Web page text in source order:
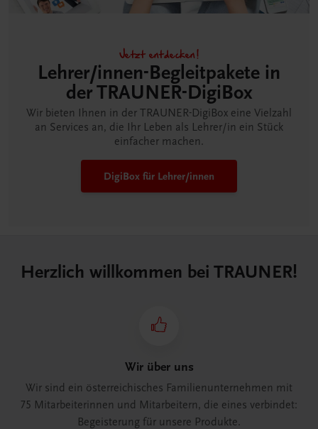
Jetzt entdecken!
Lehrer/innen-Begleitpakete in
der TRAUNER-DigiBox
Wir bieten Ihnen in der TRAUNER-DigiBox eine Vielzahl
an Services an, die Ihr Leben als Lehrer/in ein Stück
einfacher machen.
DigiBox für Lehrer/innen
Herzlich willkommen bei TRAUNER!
Wir über uns
Wir sind ein österreichisches Familienunternehmen mit
75 Mitarbeiterinnen und Mitarbeitern, die eines verbindet:
Begeisterung für unsere Produkte.